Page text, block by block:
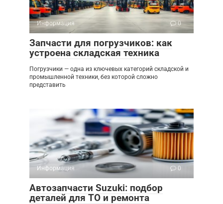
Информация 0
Запчасти для погрузчиков: как
устроена складская техника
Погрузчики — одна из ключевых категорий складской и
промышленной техники, без которой сложно
представить
Информация 0
Автозапчасти Suzuki: подбор
деталей для ТО и ремонта